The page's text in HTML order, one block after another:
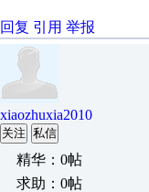
回复 引用 举报
xiaozhuxia2010
关注 私信
精华：0帖
求助：0帖